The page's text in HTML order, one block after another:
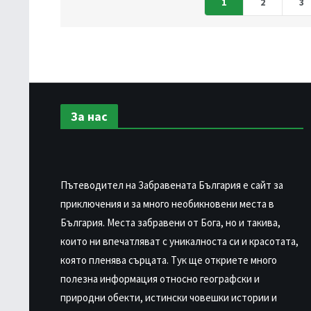
За нас
Пътеводител на Забравената България е сайт за
приключения и за много необикновени места в
България. Места забравени от Бога, но и такива,
които ни впечатляват с уникалноста си и красотата,
която пленява сърцата. Тук ще откриете много
полезна информация относно географски и
природни обекти, истински човешки истории и